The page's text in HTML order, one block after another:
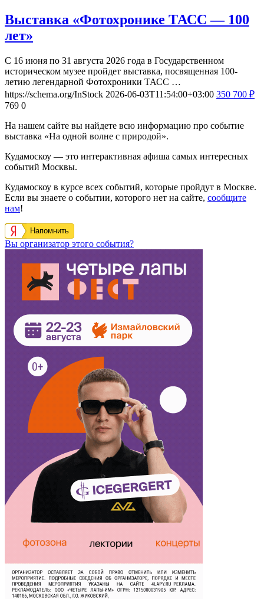
Выставка «Фотохронике ТАСС — 100
лет»
С 16 июня по 31 августа 2026 года в Государственном
историческом музее пройдет выставка, посвященная 100-
летию легендарной Фотохроники ТАСС …
https://schema.org/InStock 2026-06-03T11:54:00+03:00 350 700 ₽
769 0
На нашем сайте вы найдете всю информацию про событие
выставка «На одной волне с природой».
Кудамоскоу — это интерактивная афиша самых интересных
событий Москвы.
Кудамоскоу в курсе всех событий, которые пройдут в Москве.
Если вы знаете о событии, которого нет на сайте, сообщите
нам!
Напомнить
Вы организатор этого события?